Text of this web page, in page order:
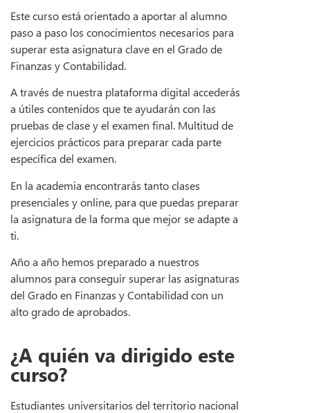
Este curso está orientado a aportar al alumno
paso a paso los conocimientos necesarios para
superar esta asignatura clave en el Grado de
Finanzas y Contabilidad.
A través de nuestra plataforma digital accederás
a útiles contenidos que te ayudarán con las
pruebas de clase y el examen final. Multitud de
ejercicios prácticos para preparar cada parte
específica del examen.
En la academia encontrarás tanto clases
presenciales y online, para que puedas preparar
la asignatura de la forma que mejor se adapte a
ti.
Año a año hemos preparado a nuestros
alumnos para conseguir superar las asignaturas
del Grado en Finanzas y Contabilidad con un
alto grado de aprobados.
¿A quién va dirigido este
curso?
Estudiantes universitarios del territorio nacional